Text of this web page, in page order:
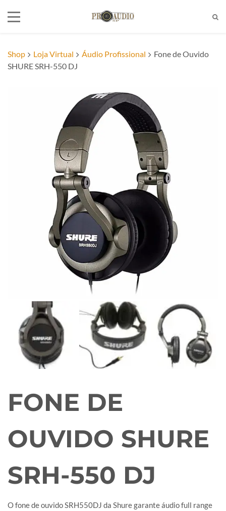
End:A. Kumaki Aoki, 630 - Jd. Helena
Whatsapp1127724709
Shop Loja Virtual Áudio Profissional
Fone de Ouvido
SHURE SRH-550 DJ
FONE DE
OUVIDO SHURE
SRH-550 DJ
O fone de ouvido SRH550DJ da Shure garante áudio full range